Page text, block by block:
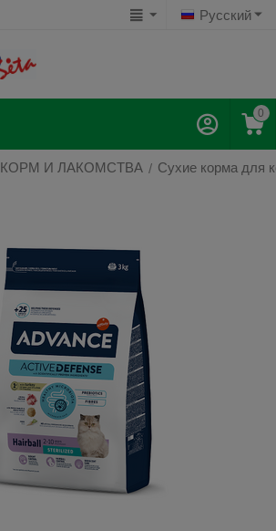
Русский
0
КОРМ И ЛАКОМСТВА / Сухие корма для